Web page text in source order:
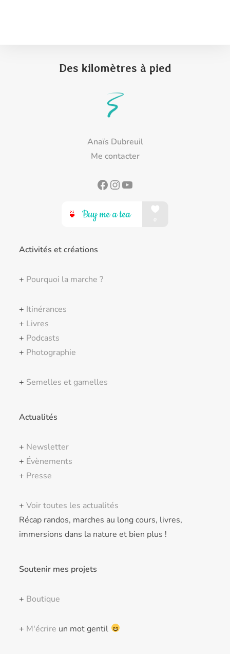
Des kilomètres à pied
Anaïs Dubreuil
Me contacter
Facebook
Instagram
YouTube
Activités et créations
+ Pourquoi la marche ?
+ Itinérances
+ Livres
+ Podcasts
+ Photographie
+ Semelles et gamelles
Actualités
+ Newsletter
+ Évènements
+ Presse
+Voir toutes les actualités
Récap randos, marches au long cours, livres,
immersions dans la nature et bien plus !
Soutenir mes projets
+ Boutique
+ M'écrire un mot gentil